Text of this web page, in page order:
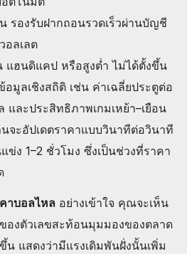
รองรับฝากถอนรวดเร็วผ่านบัญชี
อลเลต
แฮนดิแคป หรือสูงต่ำ ไม่ได้ตั้งขึ้น
มูลเชิงสถิติ เช่น ค่าเฉลี่ยประตูต่อ
และประสิทธิภาพเกมเหย้า–เยือน
จะอัปเดตราคาแบบวินาทีต่อวินาที
ข่ง 1–2 ชั่วโมง ซึ่งเป็นช่วงที่ราคา
าบอลไหล อย่างเข้าใจ คุณจะเห็น
องตัวเลขสะท้อนมุมมองของตลาด
น แสดงว่ามีแรงเดิมพันฝั่งนั้นเพิ่ม